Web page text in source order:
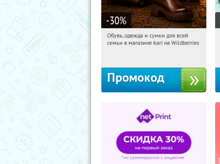
-30%
16:12:20 Получили:
Обувь, одежда и сумки для всей
семьи в магазине kari на Wildberries
Промокод